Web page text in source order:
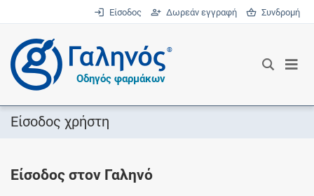
Είσοδος Δωρεάν εγγραφή Συνδρομή
®
Οδηγός φαρμάκων
Είσοδος χρήστη
Είσοδος στον Γαληνό